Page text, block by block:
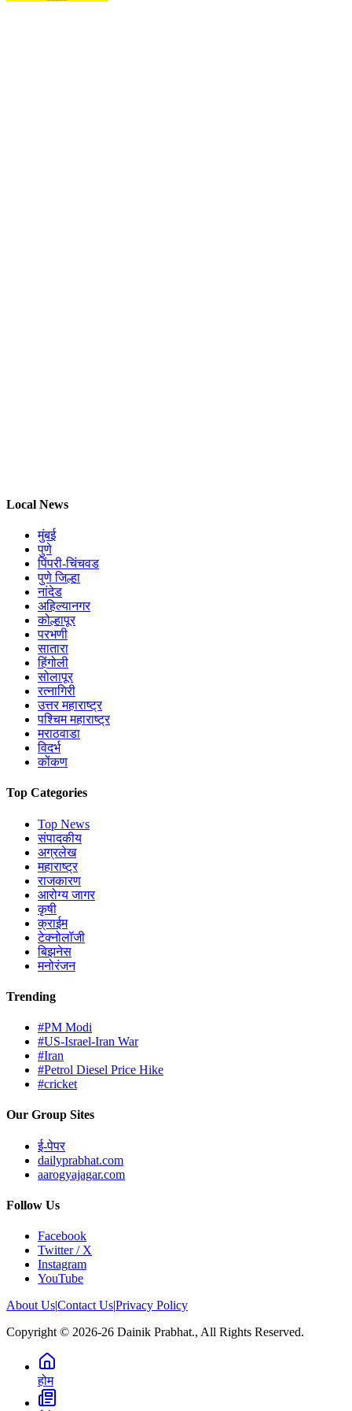
Local News
मुंबई
पुणे
पिंपरी-चिंचवड
पुणे जिल्हा
नांदेड
अहिल्यानगर
कोल्हापूर
परभणी
सातारा
हिंगोली
सोलापूर
रत्नागिरी
उत्तर महाराष्ट्र
पश्चिम महाराष्ट्र
मराठवाडा
विदर्भ
कोंकण
Top Categories
Top News
संपादकीय
अग्रलेख
महाराष्ट्र
राजकारण
आरोग्य जागर
कृषी
क्राईम
टेक्नोलॉजी
बिझनेस
मनोरंजन
Trending
#PM Modi
#US-Israel-Iran War
#Iran
#Petrol Diesel Price Hike
#cricket
Our Group Sites
ई-पेपर
dailyprabhat.com
aarogyajagar.com
Follow Us
Facebook
Twitter / X
Instagram
YouTube
About Us|Contact Us|Privacy Policy
Copyright © 2026-26 Dainik Prabhat., All Rights Reserved.
होम